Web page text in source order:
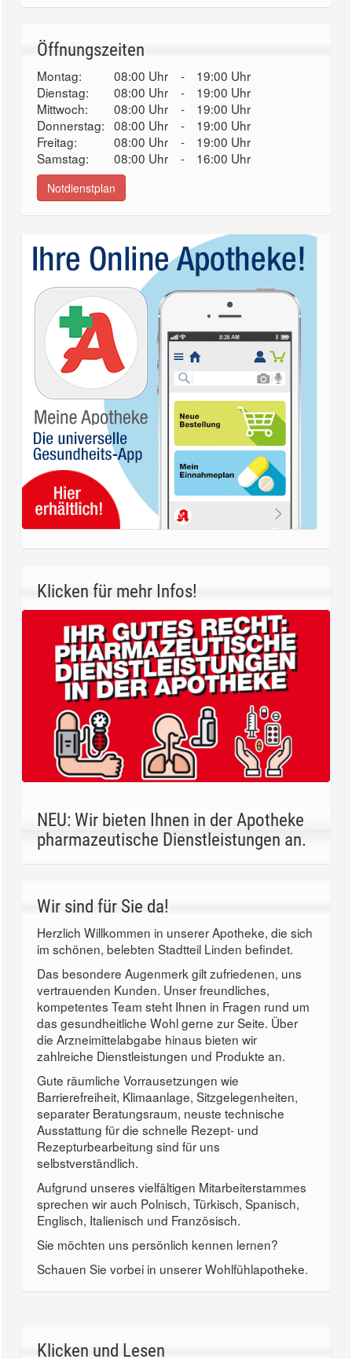
Öffnungszeiten
Montag: 08:00 Uhr -
19:00 Uhr
Dienstag:
08:00 Uhr -
19:00 Uhr
Mittwoch:
08:00 Uhr -
19:00 Uhr
Donnerstag: 08:00 Uhr -
19:00 Uhr
Freitag:
08:00 Uhr -
19:00 Uhr
Samstag:
08:00 Uhr - 16:00 Uhr
Notdienstplan
Klicken für mehr Infos!
NEU: Wir bieten Ihnen in der Apotheke
pharmazeutische Dienstleistungen an.
Wir sind für Sie da!
Herzlich Willkommen in unserer Apotheke, die sich
im schönen, belebten Stadtteil Linden befindet.
Das besondere Augenmerk gilt zufriedenen, uns
vertrauenden Kunden. Unser freundliches,
kompetentes Team steht Ihnen in Fragen rund um
das gesundheitliche Wohl gerne zur Seite. Über
die Arzneimittelabgabe hinaus bieten wir
zahlreiche Dienstleistungen und Produkte an.
Gute räumliche Vorrausetzungen wie
Barrierefreiheit, Klimaanlage, Sitzgelegenheiten,
separater Beratungsraum, neuste technische
Ausstattung für die schnelle Rezept- und
Rezepturbearbeitung sind für uns
selbstverständlich.
Aufgrund unseres vielfältigen Mitarbeiterstammes
sprechen wir auch Polnisch, Türkisch, Spanisch,
Englisch, Italienisch und Französisch.
Sie möchten uns persönlich kennen lernen?
Schauen Sie vorbei in unserer Wohlfühlapotheke.
Klicken und Lesen